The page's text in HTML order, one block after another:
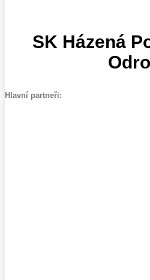
SK Házená
Hlavní partneři: